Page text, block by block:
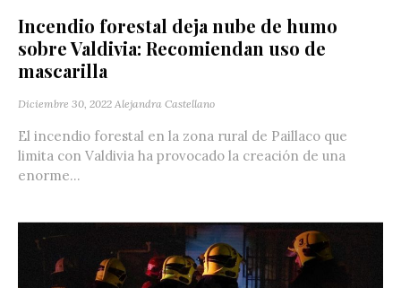
Incendio forestal deja nube de humo
sobre Valdivia: Recomiendan uso de
mascarilla
Diciembre 30, 2022 Alejandra Castellano
El incendio forestal en la zona rural de Paillaco que
limita con Valdivia ha provocado la creación de una
enorme...